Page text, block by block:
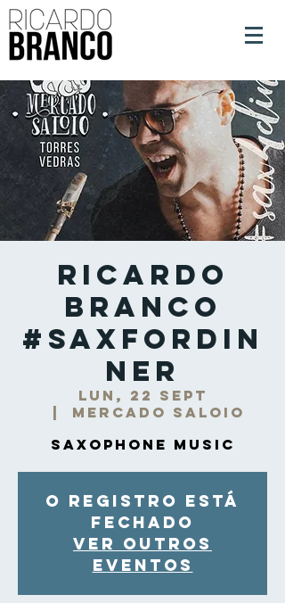
Ricardo
Branco
#SaxForDin
ner
lun, 22 sept
Mercado Saloio
Saxophone Music
O registro está
fechado
Ver outros
eventos